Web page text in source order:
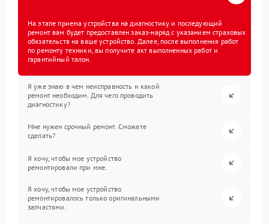
На этапе приема устройства на диагностику и последующий
ремонт вам будет предоставлен заказ-наряд с указанием страховых
обязательств на ваше устройство. Далее, после выполнения работ
по ремонту техники, вы получите акт выполненных работ и
гарантийный талон.
Я уже знаю в чем неисправность и какой
ремонт необходим. Для чего проводить
диагностику?
Мне нужен срочный ремонт. Сможете
сделать?
Я хочу, чтобы мое устройство
ремонтировали при мне.
Я хочу, чтобы мое устройство
ремонтировалось только оригинальными
запчастями.